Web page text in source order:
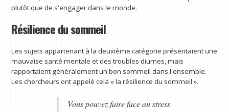
plutôt que de s'engager dans le monde.
Résilience du sommeil
Les sujets appartenant à la deuxième catégorie présentaient une
mauvaise santé mentale et des troubles diurnes, mais
rapportaient généralement un bon sommeil dans l'ensemble.
Les chercheurs ont appelé cela « la résilience du sommeil ».
Vous pouvez faire face au stress